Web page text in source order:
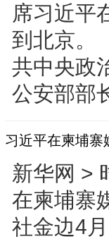
席习近平
到北京。
共中央政
公安部部
习近平在柬埔寨
新华网 >
在柬埔寨
社金边4